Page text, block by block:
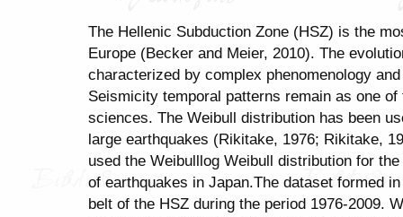
The Hellenic Subduction Zone (HSZ) is the
Europe (Becker and Meier, 2010). The
characterized by complex phenomenology
Seismicity temporal patterns remain as one
sciences. The Weibull distribution has been
large earthquakes (Rikitake, 1976; Rikitake,
used the Weibulllog Weibull distribution for
of earthquakes in Japan.The dataset formed
belt of the HSZ during the period 1976-2009.